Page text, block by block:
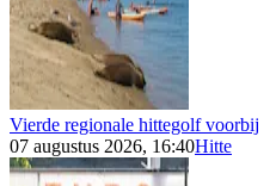
Vierde regionale hittegolf voorbij
07 augustus 2026, 16:40Hitte